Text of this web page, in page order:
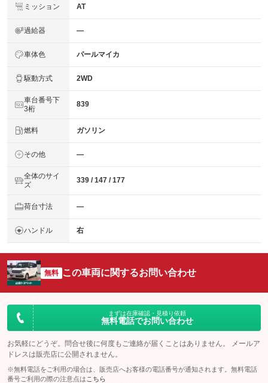
ミッション AT
過給器 ―
車体色 パールマイカ
駆動方式 2WD
車台番号下
3桁
839
燃料 ガソリン
その他 ―
全体のサイ
ズ
339 / 147 / 177
荷台寸法 ―
ハンドル 右
無料 この車両に関するお問い合わせ
まずは在庫確認・見積り依頼
無料電話でお問い合わせ
お気軽にどうぞ。問合せ後に何度もご連絡が届くことはありません。 メールア
ドレスは販売店に公開されません。
※無料電話をご利用の場合は、販売店へお客様の電話番号が通知されます。無料電話
番号ご利用の際の注意点は こちら